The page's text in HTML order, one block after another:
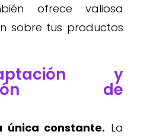
ofrece valiosa
sobre tus productos
y
de
única constante. La